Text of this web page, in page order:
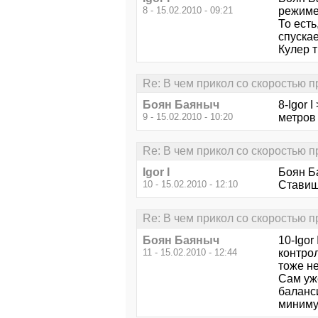
8 - 15.02.2010 - 09:21
То
Кулер
Re: В чем прикол со скоростью
Боян Баяныч
9 - 15.02.2010 - 10:20
8-Igor I
Re: В чем прикол со скоростью
Igor I
10 - 15.02.2010 - 12:10
Боян
Re: В чем прикол со скоростью
Боян Баяныч
11 - 15.02.2010 - 12:44
10-
тоже
Сам